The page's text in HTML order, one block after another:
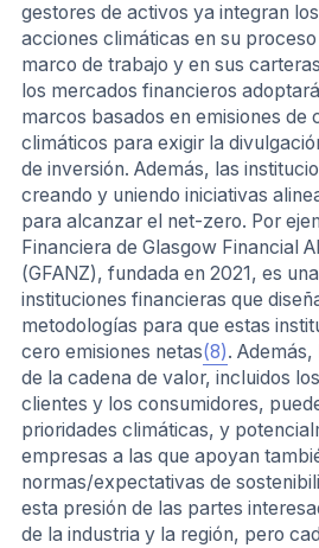
gestores de activos ya integran
acciones climáticas en su
marco de trabajo y en sus
los mercados financieros
marcos basados en emisiones de
climáticos para exigir la
de inversión. Además, las
creando y uniendo iniciativas
para alcanzar el net-zero. Por
Financiera de Glasgow Financial
(GFANZ), fundada en 2021, es
instituciones financieras que
metodologías para que estas
cero emisiones netas(8).
de la cadena de valor, incluidos
clientes y los consumidores,
prioridades climáticas, y
empresas a las que apoyan
normas/expectativas de
esta presión de las partes
de la industria y la región, pero